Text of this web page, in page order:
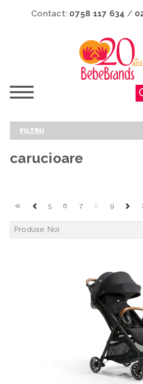
Contact: 0758 117 634 /
FILTRU
carucioare
« 5 6 7 8 9